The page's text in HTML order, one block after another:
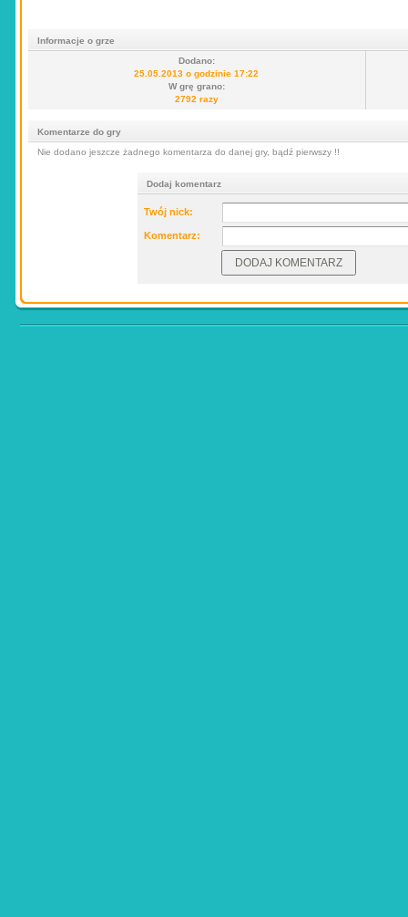
Informacje o grze
Dodano:
25.05.2013 o godzinie 17:22
W grę grano:
2792 razy
Komentarze do gry
Nie dodano jeszcze żadnego komentarza do danej gry, bądź pierwszy !!
Dodaj komentarz
Twój nick:
Komentarz: